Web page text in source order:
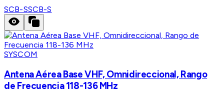
SCB-SSCB-S
SYSCOM
Antena Aérea Base VHF, Omnidireccional, Rango
de Frecuencia 118-136 MHz